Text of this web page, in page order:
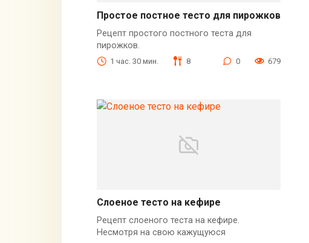
Простое постное тесто для пирожков
Рецепт простого постного теста для
пирожков.
1 час. 30 мин. 8 0 679
Слоеное тесто на кефире
Рецепт слоеного теста на кефире.
Несмотря на свою кажущуюся